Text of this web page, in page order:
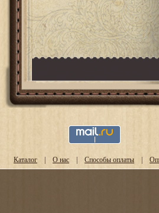
Каталог | О нас | Способы оплаты |